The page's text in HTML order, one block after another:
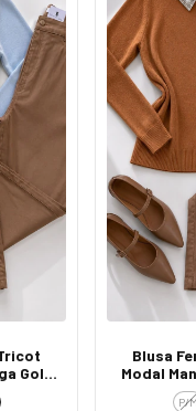
Gola
Blusa
Modal
P/M